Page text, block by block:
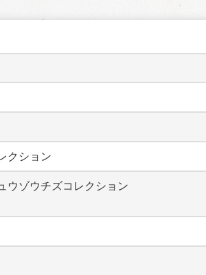
クション
ウゾウチズコレクション